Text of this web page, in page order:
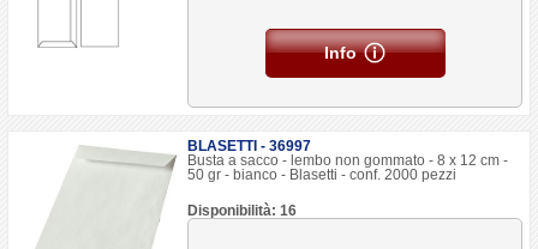
Info
BLASETTI - 36997
Busta a sacco - lembo non gommato - 8 x 12 cm -
50 gr - bianco - Blasetti - conf. 2000 pezzi
Disponibilità: 16